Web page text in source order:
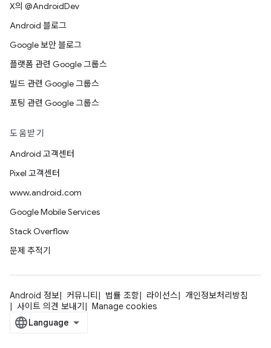
X의 @AndroidDev
Android 블로그
Google 보안 블로그
플랫폼 관련 Google 그룹스
빌드 관련 Google 그룹스
포팅 관련 Google 그룹스
도움받기
Android 고객센터
Pixel 고객센터
www.android.com
Google Mobile Services
Stack Overflow
문제 추적기
Android 정보 커뮤니티 법률 조항 라이선스
개인정보처리방침
사이트 의견 보내기
Manage cookies